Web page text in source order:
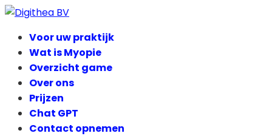
Voor uw praktijk
Wat is Myopie
Overzicht game
Over ons
Prijzen
Chat GPT
Contact opnemen